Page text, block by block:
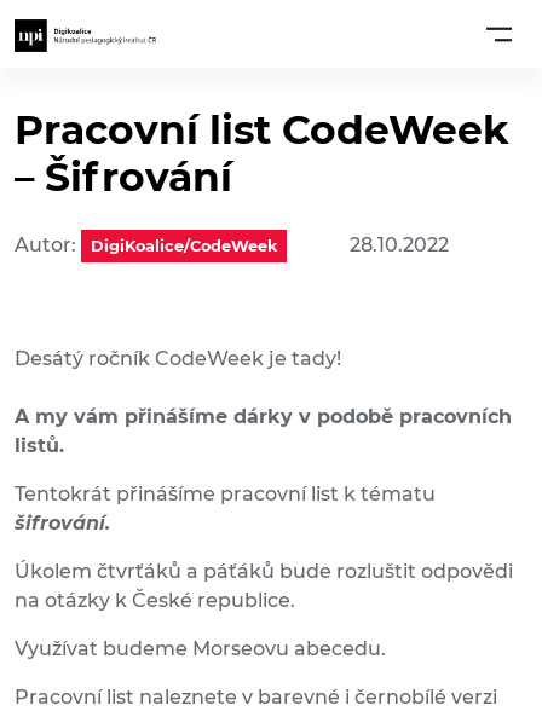
Pracovní list CodeWeek
– Šifrování
Autor: DigiKoalice/CodeWeek 28.10.2022
Desátý ročník CodeWeek je tady!
A my vám přinášíme dárky v podobě pracovních
listů.
Tentokrát přinášíme pracovní list k tématu
šifrování.
Úkolem čtvrťáků a páťáků bude rozluštit odpovědi
na otázky k České republice.
Využívat budeme Morseovu abecedu.
Pracovní list naleznete v barevné i černobílé verzi